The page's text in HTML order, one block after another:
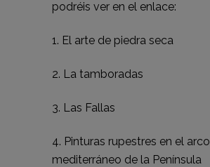
podréis ver en el enlace:
1. El arte de piedra seca
2. La tamboradas
3. Las Fallas
4. Pinturas rupestres en el arco
mediterráneo de la Península